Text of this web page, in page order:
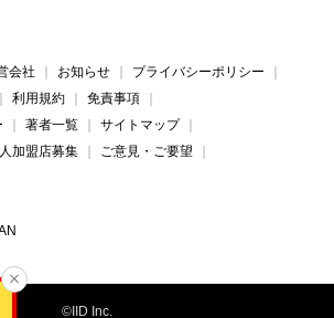
会社 お知らせ
プライバシーポリシー
利用規約
免責事項
著者一覧
サイトマップ
加盟店募集
ご意見・ご要望
©IID Inc.